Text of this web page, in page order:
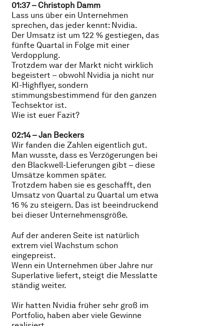
01:37 – Christoph Damm
Lass uns über ein Unternehmen
sprechen, das jeder kennt: Nvidia.
Der Umsatz ist um 122 % gestiegen, das
fünfte Quartal in Folge mit einer
Verdopplung.
Trotzdem war der Markt nicht wirklich
begeistert – obwohl Nvidia ja nicht nur
KI-Highflyer, sondern
stimmungsbestimmend für den ganzen
Techsektor ist.
Wie ist euer Fazit?
02:14 – Jan Beckers
Wir fanden die Zahlen eigentlich gut.
Man wusste, dass es Verzögerungen bei
den Blackwell-Lieferungen gibt – diese
Umsätze kommen später.
Trotzdem haben sie es geschafft, den
Umsatz von Quartal zu Quartal um etwa
16 % zu steigern. Das ist beeindruckend
bei dieser Unternehmensgröße.
Auf der anderen Seite ist natürlich
extrem viel Wachstum schon
eingepreist.
Wenn ein Unternehmen über Jahre nur
Superlative liefert, steigt die Messlatte
ständig weiter.
Wir hatten Nvidia früher sehr groß im
Portfolio, haben aber viele Gewinne